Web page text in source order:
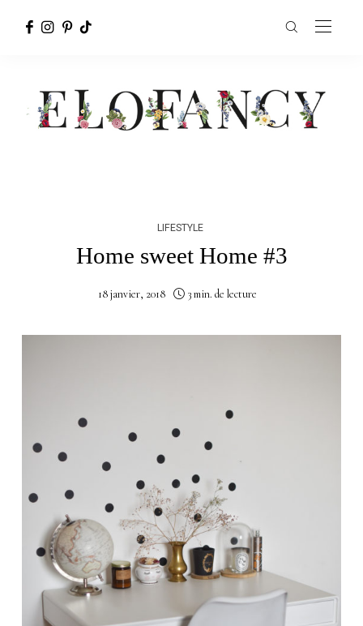
LIFESTYLE
Home sweet Home #3
18 janvier, 2018 3 min. de lecture